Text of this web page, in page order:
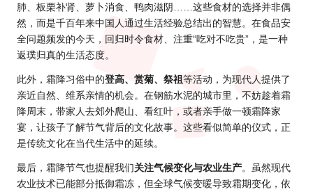
肺、板栗补肾、萝卜消食、鸭肉滋阴……这些食材的选择并非偶
然，而是千百年来中国人通过生活经验总结出的智慧。在食品安
全问题频发的今天，回归时令食材、注重“吃对不吃贵”，是一种
返璞归真的生活态度。
此外，霜降习俗中的登高、赏菊、祭祖 等活动，为现代人提供了
亲近自然、维系亲情的机会。在钢筋水泥的城市里，不妨趁着霜
降周末，带家人去郊外爬山、看红叶，或者亲手做一顿霜降家
宴，让孩子了解节气背后的文化故事。这些看似简单的仪式，正
是传统文化在当代生活中的延续。
最后，霜降节气也提醒我们 关注气候变化与农业生产。虽然现代
农业技术已能部分抵御霜冻，但全球气候变暖导致霜期变化，依